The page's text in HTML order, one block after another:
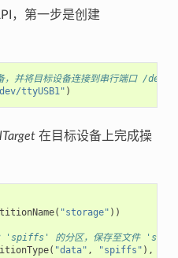
，第一步是创建
并将目标设备连接到串行端口 /dev/
ttyUSB1" )
在目标设备上完成操
( "storage" ))
'spiffs' 的分区，保存至文件
( "data" , "spiffs" ),